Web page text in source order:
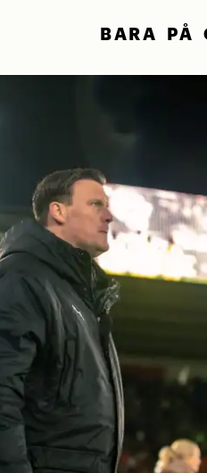
BARA PÅ